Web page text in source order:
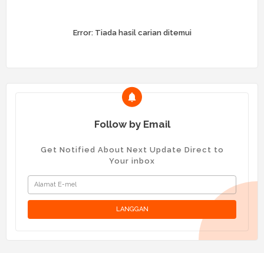
Error:Tiada hasil carian ditemui
Follow by Email
Get Notified About Next Update Direct to
Your inbox